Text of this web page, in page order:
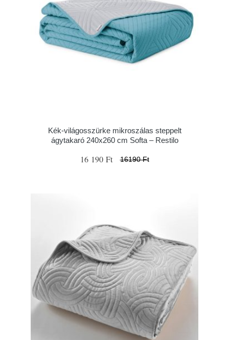
Kék-világosszürke mikroszálas steppelt
ágytakaró 240x260 cm Softa – Restilo
16 190 Ft 16190 Ft